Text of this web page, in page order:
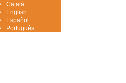
Català
English
Español
Português